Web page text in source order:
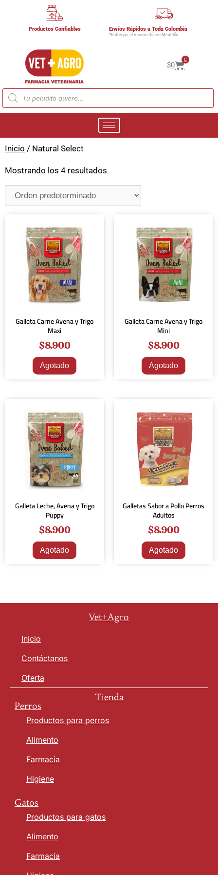
Productos Confiables Envíos Rápidos a Toda Colombia
*Entregas el mismo Día en Medellín
$0
0
Inicio / Natural Select
Mostrando los 4 resultados
Galleta Carne Avena y Trigo
Maxi
$8.900
Agotado
Galleta Carne Avena y Trigo
Mini
$8.900
Agotado
Galleta Leche, Avena y Trigo
Puppy
$8.900
Agotado
Galletas Sabor a Pollo Perros
Adultos
$8.900
Agotado
Vet+Agro
Inicio
Contáctanos
Oferta
Tienda
Perros
Productos para perros
Alimento
Farmacia
Higiene
Gatos
Productos para gatos
Alimento
Farmacia